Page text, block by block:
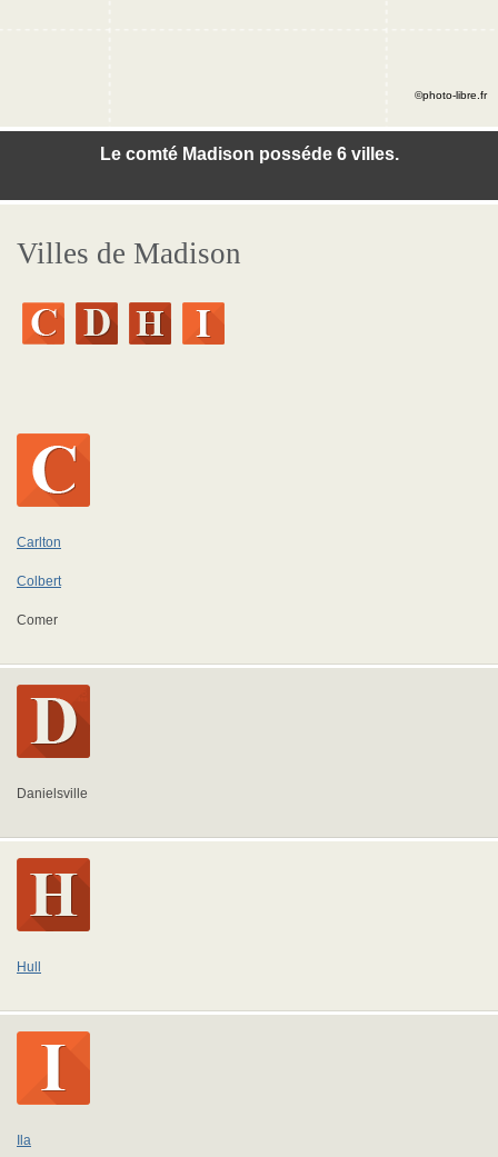
Le comté Madison posséde 6 villes.
©photo-libre.fr
Villes de Madison
Carlton
Colbert
Comer
Danielsville
Hull
Ila